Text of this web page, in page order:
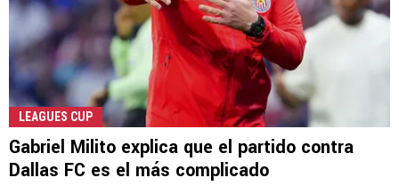
LEAGUES CUP
Gabriel Milito explica que el partido contra
Dallas FC es el más complicado